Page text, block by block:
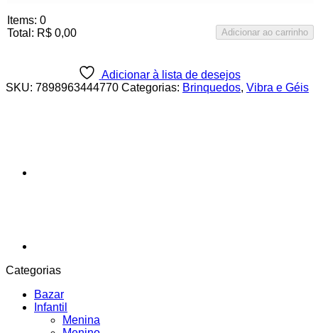
Items: 0
Total : R$ 0,00
$0.00
Adicionar ao carrinho
Adicionar à lista de desejos
SKU: 7898963444770 Categorias: Brinquedos, Vibra e Géis
Categorias
Bazar
Infantil
Menina